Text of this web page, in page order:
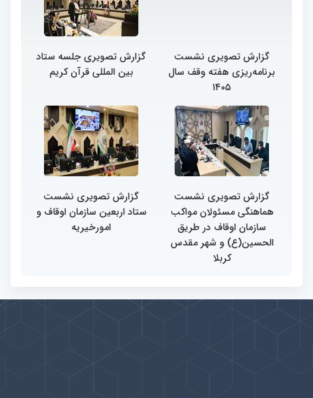
گزارش تصویری نشست
برنامه‌ریزی هفته وقف سال
۱۴۰۵
گزارش تصویری جلسه ستاد
بین المللی قرآن کریم
گزارش تصویری نشست
هماهنگی مسئولان مواکب
سازمان اوقاف در طریق
الحسین(ع) و شهر مقدس
کربلا
گزارش تصویری نشست
ستاد اربعین سازمان اوقاف و
امورخیریه